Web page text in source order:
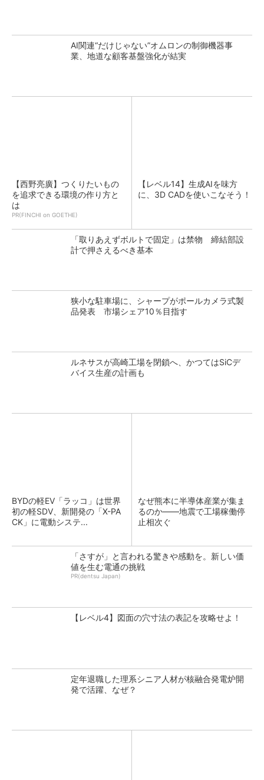
AI関連“だけじゃない”オムロンの制御機器事
業、地道な顧客基盤強化が結実
【西野亮廣】つくりたいもの
を追求できる環境の作り方と
は
PR(FINCHI on GOETHE)
【レベル14】生成AIを味方
に、3D CADを使いこなそう！
「取りあえずボルトで固定」は禁物 締結部設
計で押さえるべき基本
狭小な駐車場に、シャープがポールカメラ式製
品発表 市場シェア10％目指す
ルネサスが高崎工場を閉鎖へ、かつてはSiCデ
バイス生産の計画も
BYDの軽EV「ラッコ」は世界
初の軽SDV、新開発の「X-PA
CK」に電動システ...
なぜ熊本に半導体産業が集ま
るのか――地震で工場稼働停
止相次ぐ
「さすが」と言われる驚きや感動を。新しい価
値を生む電通の挑戦
PR(dentsu Japan)
【レベル4】図面の穴寸法の表記を攻略せよ！
定年退職した理系シニア人材が核融合発電炉開
発で活躍、なぜ？